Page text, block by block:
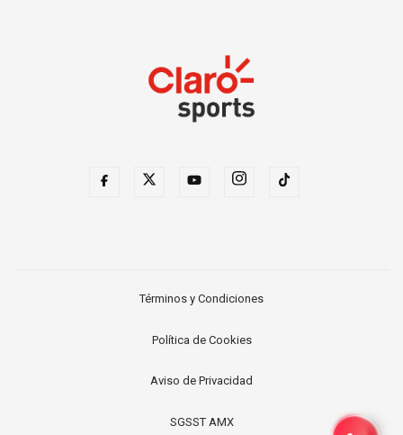
Términos y Condiciones
Política de Cookies
Aviso de Privacidad
SGSST AMX